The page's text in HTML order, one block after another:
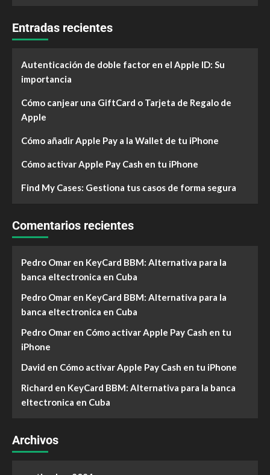
Entradas recientes
Autenticación de doble factor en el Apple ID: Su
importancia
Cómo canjear una GiftCard o Tarjeta de Regalo de
Apple
Cómo añadir Apple Pay a la Wallet de tu iPhone
Cómo activar Apple Pay Cash en tu iPhone
Find My Cases: Gestiona tus casos de forma segura
Comentarios recientes
Pedro Omar en KeyCard BBM: Alternativa para la
banca eltectronica en Cuba
Pedro Omar en KeyCard BBM: Alternativa para la
banca eltectronica en Cuba
Pedro Omar en Cómo activar Apple Pay Cash en tu
iPhone
David en Cómo activar Apple Pay Cash en tu iPhone
Richard en KeyCard BBM: Alternativa para la banca
eltectronica en Cuba
Archivos